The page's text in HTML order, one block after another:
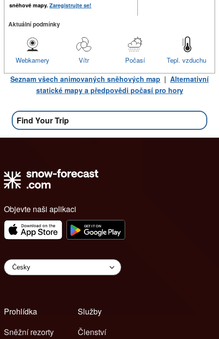
sněhové mapy. Zaregistrujte se!
Aktuální podmínky
Tepl. vzduchu
Počasí
Vítr
Webkamery
Seznam všech animovaných sněhových map | Alternativní
statické mapy a předpovědi počasí pro hory
Find Your Trip
Objevte naši aplikaci
Prohlídka
Sněžní rezorty
Služby
Členství